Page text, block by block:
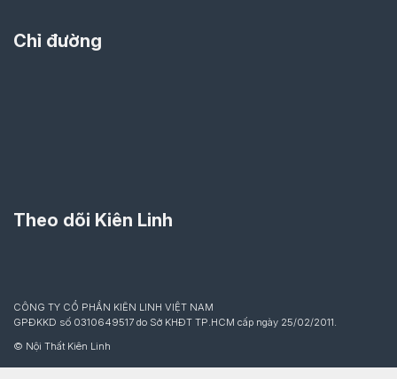
Chỉ đường
Theo dõi Kiên Linh
CÔNG TY CỔ PHẦN KIÊN LINH VIỆT NAM
GPĐKKD số 0310649517 do Sở KHĐT TP.HCM cấp ngày 25/02/2011.
© Nội Thất Kiên Linh